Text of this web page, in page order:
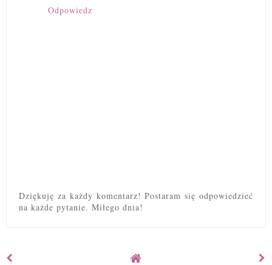
Odpowiedz
Dziękuję za każdy komentarz! Postaram się odpowiedzieć
na każde pytanie. Miłego dnia!